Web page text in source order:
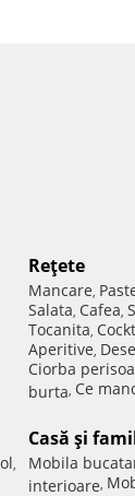
,
Reţete
Mancare,
Salata, Cafea,
Tocanita,
Aperitive,
Ciorba
burta, Ce
Casă şi
Mobila
interioare,